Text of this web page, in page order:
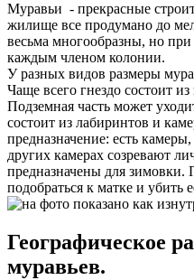
Муравьи - прекрасные
жилище все продумано до
весьма многообразны, но при
каждым членом колонии.
У разных видов размеры
Чаще всего гнездо состоит
Подземная часть может
состоит из лабиринтов и
предназначение: есть
других камерах созревают
предназначены для зимовки.
подобраться к матке и убить
Географическое
муравьев.